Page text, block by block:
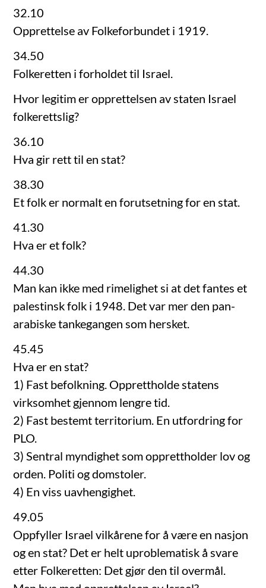
32.10
Opprettelse av Folkeforbundet i 1919.
34.50
Folkeretten i forholdet til Israel.
Hvor legitim er opprettelsen av staten Israel
folkerettslig?
36.10
Hva gir rett til en stat?
38.30
Et folk er normalt en forutsetning for en stat.
41.30
Hva er et folk?
44.30
Man kan ikke med rimelighet si at det fantes et
palestinsk folk i 1948. Det var mer den pan-
arabiske tankegangen som hersket.
45.45
Hva er en stat?
1) Fast befolkning. Opprettholde statens
virksomhet gjennom lengre tid.
2) Fast bestemt territorium. En utfordring for
PLO.
3) Sentral myndighet som opprettholder lov og
orden. Politi og domstoler.
4) En viss uavhengighet.
49.05
Oppfyller Israel vilkårene for å være en nasjon
og en stat? Det er helt uproblematisk å svare
etter Folkeretten: Det gjør den til overmål.